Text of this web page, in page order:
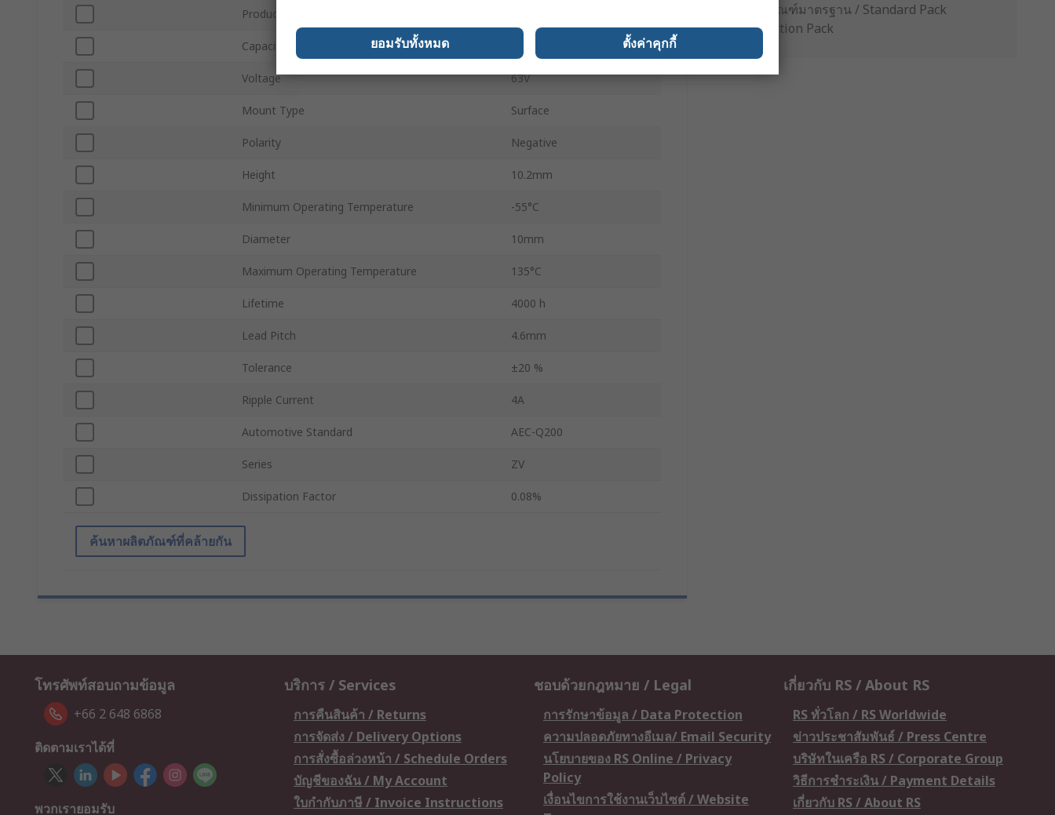
บรรจุภัณฑ์มาตรฐาน / Standard Pack
Production Pack
Product Type
Capacitance
Voltage 63V
Mount Type Surface
Polarity Negative
Height 10.2mm
Minimum Operating Temperature -55°C
Diameter 10mm
Maximum Operating Temperature 135°C
Lifetime 4000 h
Lead Pitch 4.6mm
Tolerance ±20 %
Ripple Current 4A
Automotive Standard AEC-Q200
Series ZV
Dissipation Factor 0.08%
ค้นหาผลิตภัณฑ์ที่คล้ายกัน
โทรศัพท์สอบถามข้อมูล
+66 2 648 6868
ติดตามเราได้ที่
พวกเรายอมรับ
บริการ / Services
การคืนสินค้า / Returns
การจัดส่ง / Delivery Options
การสั่งซื้อล่วงหน้า / Schedule Orders
บัญชีของฉัน / My Account
ใบกำกับภาษี / Invoice Instructions
ชอบด้วยกฎหมาย / Legal
การรักษาข้อมูล / Data Protection
ความปลอดภัยทางอีเมล/ Email Security
นโยบายของ RS Online / Privacy
Policy
เงื่อนไขการใช้งานเว็บไซต์ / Website
เกี่ยวกับ RS / About RS
RS ทั่วโลก / RS Worldwide
ข่าวประชาสัมพันธ์ / Press Centre
บริษัทในเครือ RS / Corporate Group
วิธีการชำระเงิน / Payment Details
เกี่ยวกับ RS / About RS
ยอมรับทั้งหมด ตั้งค่าคุกกี้